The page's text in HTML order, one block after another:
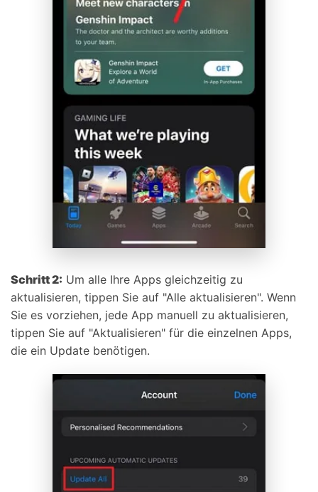
Schritt 2: Um alle Ihre Apps gleichzeitig zu
aktualisieren, tippen Sie auf "Alle aktualisieren". Wenn
Sie es vorziehen, jede App manuell zu aktualisieren,
tippen Sie auf "Aktualisieren" für die einzelnen Apps,
die ein Update benötigen.